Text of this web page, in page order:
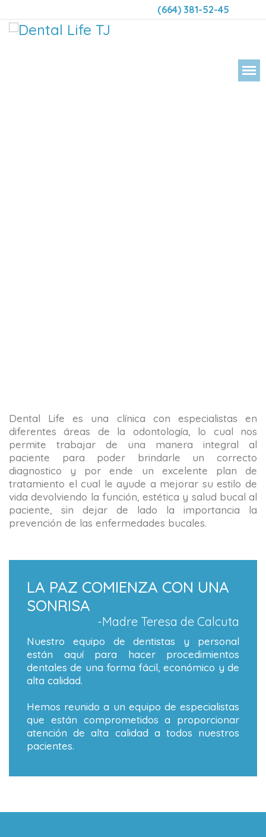
(664) 381-52-45
Dental Life es una clínica con especialistas en
diferentes áreas de la odontología, lo cual nos
permite trabajar de una manera integral al
paciente para poder brindarle un correcto
diagnostico y por ende un excelente plan de
tratamiento el cual le ayude a mejorar su estilo de
vida devolviendo la función, estética y salud bucal al
paciente, sin dejar de lado la importancia la
prevención de las enfermedades bucales.
LA PAZ COMIENZA CON UNA
SONRISA
-Madre Teresa de Calcuta
Nuestro equipo de dentistas y personal
están aquí para hacer procedimientos
dentales de una forma fácil, económico y de
alta calidad.
Hemos reunido a un equipo de especialistas
que están comprometidos a proporcionar
atención de alta calidad a todos nuestros
pacientes.